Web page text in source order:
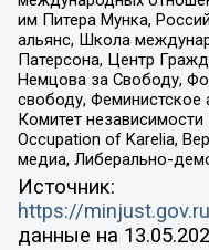
им Питера Мунка,
альянс, Школа
Патерсона, Центр
Немцова за Свободу,
свободу, Феминистское
Комитет
Occupation of Karelia,
медиа, Либерально-
Источник:
https://
данные на